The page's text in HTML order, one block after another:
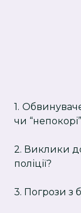
1.
чи
2. Виклики
поліції?
3. Погрози з